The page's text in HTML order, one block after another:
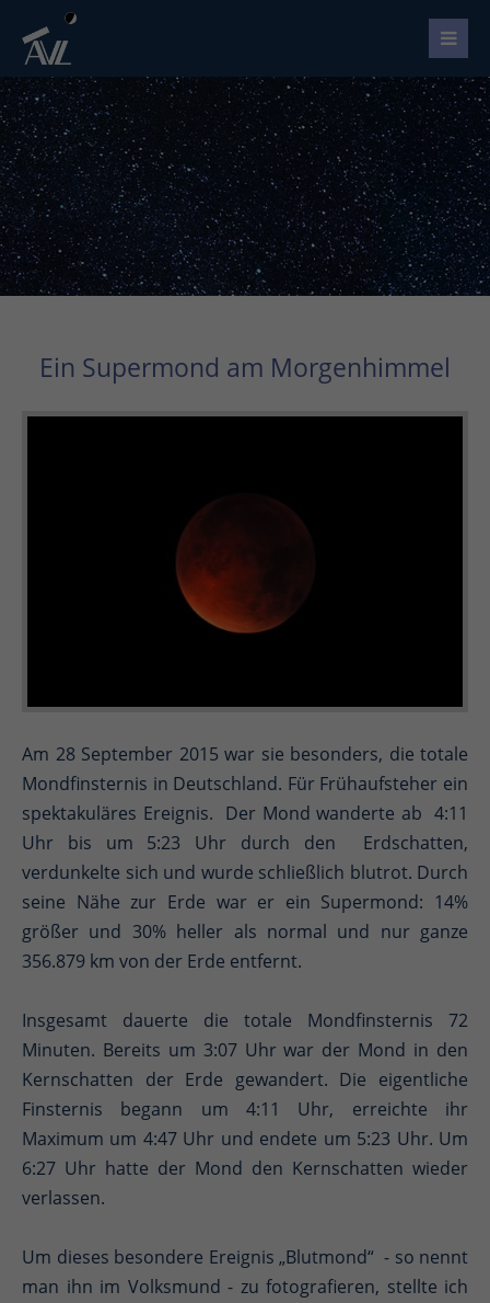
Ein Supermond am Morgenhimmel
Am 28 September 2015 war sie besonders, die totale
Mondfinsternis in Deutschland. Für Frühaufsteher ein
spektakuläres Ereignis. Der Mond wanderte ab 4:11
Uhr bis um 5:23 Uhr durch den Erdschatten,
verdunkelte sich und wurde schließlich blutrot. Durch
seine Nähe zur Erde war er ein Supermond: 14%
größer und 30% heller als normal und nur ganze
356.879 km von der Erde entfernt.
Insgesamt dauerte die totale Mondfinsternis 72
Minuten. Bereits um 3:07 Uhr war der Mond in den
Kernschatten der Erde gewandert. Die eigentliche
Finsternis begann um 4:11 Uhr, erreichte ihr
Maximum um 4:47 Uhr und endete um 5:23 Uhr. Um
6:27 Uhr hatte der Mond den Kernschatten wieder
verlassen.
Um dieses besondere Ereignis „Blutmond“ - so nennt
man ihn im Volksmund - zu fotografieren, stellte ich